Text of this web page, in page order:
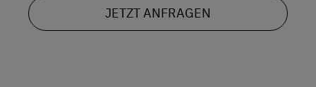
JETZT ANFRAGEN